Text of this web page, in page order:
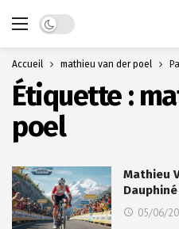
Dark mode
Accueil mathieu van der poel
Étiquette :
poel
Mathieu
05/06/